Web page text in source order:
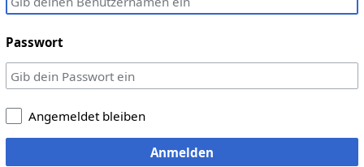
Passwort
Angemeldet bleiben
Anmelden